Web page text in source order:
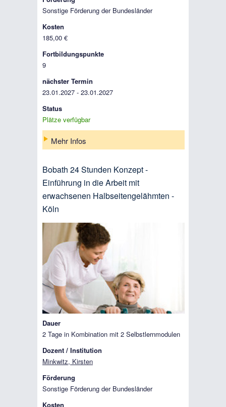
Sonstige Förderung der Bundesländer
Kosten
185,00 €
Fortbildungspunkte
9
nächster Termin
23.01.2027 - 23.01.2027
Status
Plätze verfügbar
Mehr Infos
Bobath 24 Stunden Konzept -
Einführung in die Arbeit mit
erwachsenen Halbseitengelähmten -
Köln
Dauer
2 Tage in Kombination mit 2 Selbstlernmodulen
Dozent / Institution
Minkwitz, Kirsten
Förderung
Sonstige Förderung der Bundesländer
Kosten